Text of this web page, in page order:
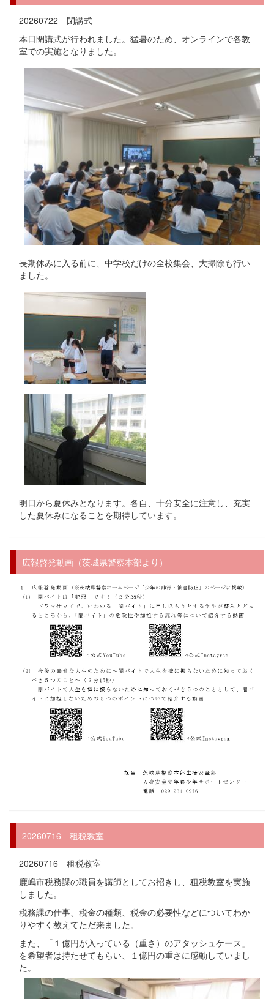
20260722 閉講式
本日閉講式が行われました。猛暑のため、オンラインで各教
室での実施となりました。
長期休みに入る前に、中学校だけの全校集会、大掃除も行い
ました。
明日から夏休みとなります。各自、十分安全に注意し、充実
した夏休みになることを期待しています。
広報啓発動画（茨城県警察本部より）
20260716 租税教室
20260716 租税教室
鹿嶋市税務課の職員を講師としてお招きし、租税教室を実施
しました。
税務課の仕事、税金の種類、税金の必要性などについてわか
りやすく教えてただ来ました。
また、「１億円が入っている（重さ）のアタッシュケース」
を希望者は持たせてもらい、１億円の重さに感動していまし
た。